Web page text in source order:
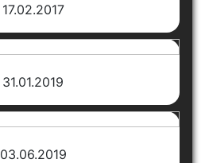
17.02.2017
31.01.2019
03.06.2019